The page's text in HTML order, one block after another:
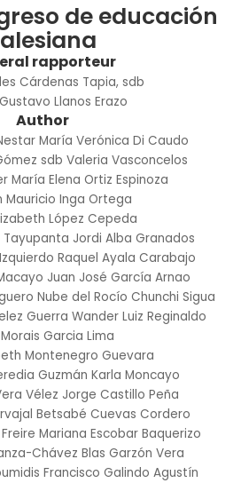
de educación
rapporteur
Cárdenas Tapia, sdb
Llanos Erazo
Author
María Verónica Di Caudo
sdb Valeria Vasconcelos
María Elena Ortiz Espinoza
Mauricio Inga Ortega
López Cepeda
Tayupanta Jordi Alba Granados
Raquel Ayala Carabajo
Juan José García Arnao
Nube del Rocío Chunchi Sigua
Guerra Wander Luiz Reginaldo
Garcia Lima
Montenegro Guevara
Guzmán Karla Moncayo
Vélez Jorge Castillo Peña
Betsabé Cuevas Cordero
Mariana Escobar Baquerizo
Chávez Blas Garzón Vera
Francisco Galindo Agustín